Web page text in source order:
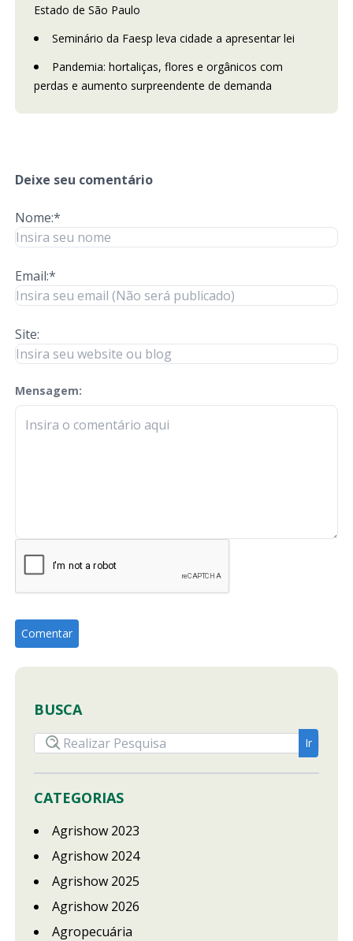
Estado de São Paulo
Seminário da Faesp leva cidade a apresentar lei
Pandemia: hortaliças, flores e orgânicos com
perdas e aumento surpreendente de demanda
Deixe seu comentário
Nome:*
Email:*
Site:
Mensagem:
check-terms
BUSCA
CATEGORIAS
Agrishow 2023
Agrishow 2024
Agrishow 2025
Agrishow 2026
Agropecuária